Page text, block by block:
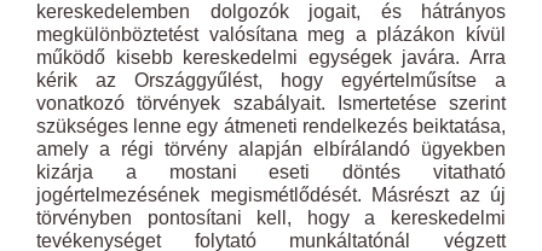
kereskedelemben dolgozók jogait, és hátrányos
megkülönböztetést valósítana meg a plázákon kívül
működő kisebb kereskedelmi egységek javára. Arra
kérik az Országgyűlést, hogy egyértelműsítse a
vonatkozó törvények szabályait. Ismertetése szerint
szükséges lenne egy átmeneti rendelkezés beiktatása,
amely a régi törvény alapján elbírálandó ügyekben
kizárja a mostani eseti döntés vitatható
jogértelmezésének megismétlődését. Másrészt az új
törvényben pontosítani kell, hogy a kereskedelmi
tevékenységet folytató munkáltatónál végzett